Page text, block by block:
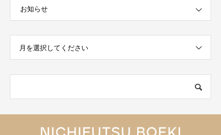
お知らせ
月を選択してください